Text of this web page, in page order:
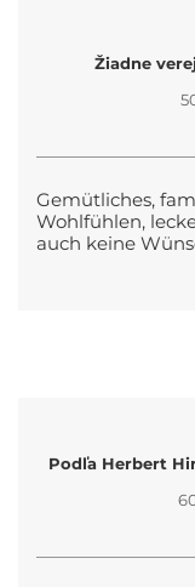
Žiadne
Gemütliches,
Wohlfühlen,
auch keine
Podľa Herbert